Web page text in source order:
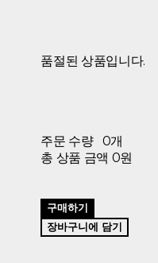
품절된 상품입니다.
주문 수량
0개
총 상품 금액 0원
구매하기
장바구니에 담기